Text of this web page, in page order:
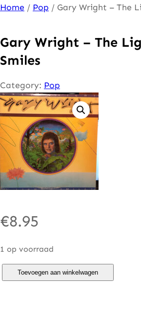
Ga
de
inhoud
Home / Pop / Gary Wright – The
Gary Wright – The
Smiles
Category: Pop
€8.95
1 op voorraad
Toevoegen aan winkelwagen